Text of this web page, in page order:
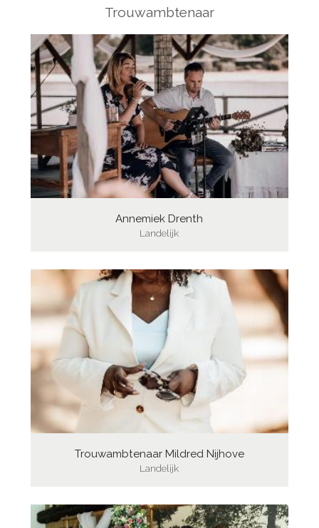
Trouwambtenaar
Annemiek Drenth
Landelijk
Trouwambtenaar Mildred Nijhove
Landelijk